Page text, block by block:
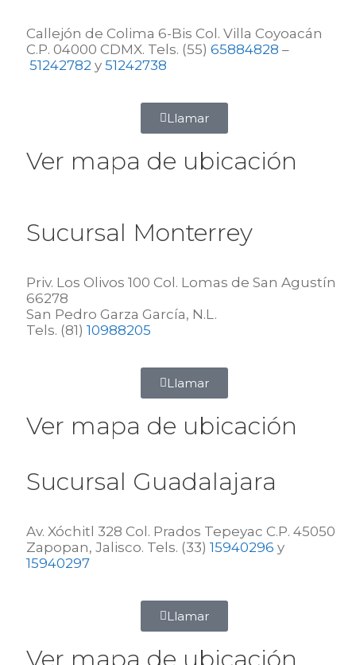
Callejón de Colima 6-Bis Col. Villa Coyoacán
C.P. 04000 CDMX. Tels. (55) 65884828 –
51242782 y 51242738
Llamar
Ver mapa de ubicación
Sucursal Monterrey
Priv. Los Olivos 100 Col. Lomas de San Agustín
66278
San Pedro Garza García, N.L.
Tels. (81) 10988205
Llamar
Ver mapa de ubicación
Sucursal Guadalajara
Av. Xóchitl 328 Col. Prados Tepeyac C.P. 45050
Zapopan, Jalisco. Tels. (33) 15940296 y
15940297
Llamar